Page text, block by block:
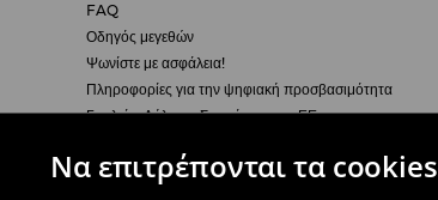
Να επιτρέπονται τα cookies
FAQ
Οδηγός μεγεθών
Ψωνίστε με ασφάλεια!
Πληροφορίες για την ψηφιακή προσβασιμότητα
Γυαλιά - Δήλωση Συμμόρφωσης ΕΕ
Πολιτική Απορρήτου